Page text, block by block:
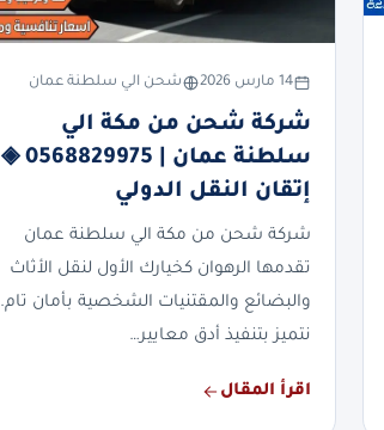
14 مارس 2026 شحن الي سلطنة عمان
شركة شحن من مكة الي
سلطنة عمان | 0568829975 ◈
إتقان النقل الدولي
شركة شحن من مكة الي سلطنة عمان
تقدمها الرهوان كخيارك الأول لنقل الأثاث
والبضائع والمقتنيات الشخصية بأمان تام.
نتميز بتنفيذ أدق معايير…
اقرأ المقال